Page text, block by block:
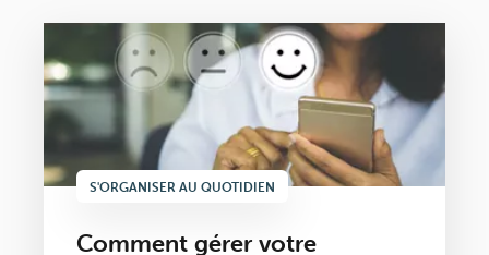
S'ORGANISER AU QUOTIDIEN
Comment gérer votre